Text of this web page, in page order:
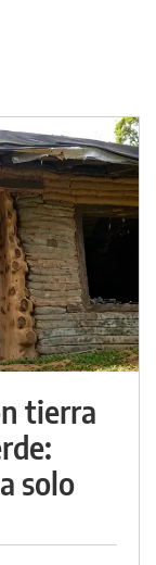
tierra
solo